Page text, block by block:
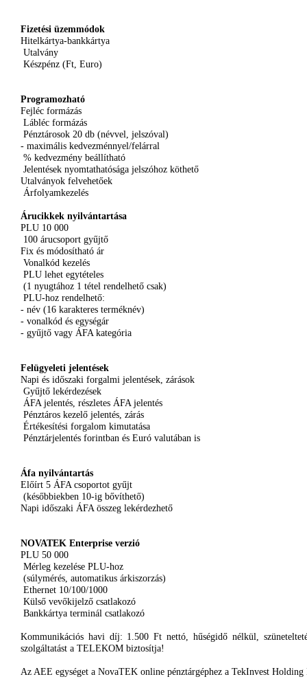
Fizetési üzemmódok
Hitelkártya-bankkártya
Utalvány
Készpénz (Ft, Euro)
Programozható
Fejléc formázás
Lábléc formázás
Pénztárosok 20 db (névvel jelszóval)
- maximális kedvezménnyel/felárral
% kedvezmény beállítható
Jelentések nyomtathatósága jelszóhoz köthető
Utalványok felvehetőek
Árfolyamkezelés
Árucikkek nyilvántartása
PLU 10 000
100 árucsoport gyűjtő
Fix és módosítható ár
Vonalkód kezelés
PLU lehet egytételes
(1 nyugtához 1 tétel rendelhető csak)
PLU-hoz rendelhető:
- név (16 karakteres terméknév)
- vonalkód és egységár
- gyűjtő vagy ÁFA kategória
Felügyeleti jelentések
Napi és időszaki forgalmi jelentések zárások
Gyűjtő lekérdezések
ÁFA jelentés részletes ÁFA jelentés
Pénztáros kezelő jelentés zárás
Értékesítési forgalom kimutatása
Pénztárjelentés forintban és Euró valutában is
Áfa nyilvántartás
Előírt 5 ÁFA csoportot gyűjt
(későbbiekben 10-ig bővíthető)
Napi időszaki ÁFA összeg lekérdezhető
NOVATEK Enterprise verzió
PLU 50 000
Mérleg kezelése PLU-hoz
(súlymérés automatikus árkiszorzás)
Ethernet 10/100/1000
Külső vevőkijelző csatlakozó
Bankkártya terminál csatlakozó
Kommunikációs havi díj: 1.500 Ftnettó hűségidő nélkül
szolgáltatást a TELEKOM biztosítja!
Az AEE egységet a NovaTEK online pénztárgéphez a TekInvest Holding